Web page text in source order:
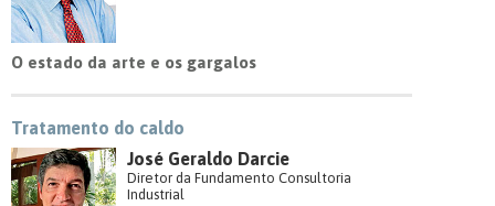
O estado da arte e os gargalos
Tratamento do caldo
José Geraldo Darcie
Diretor da Fundamento Consultoria
Industrial